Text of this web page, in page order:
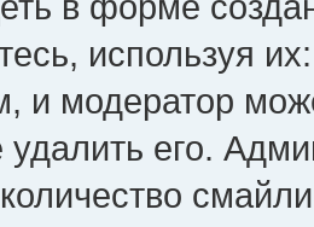
используя
и модератор
его.